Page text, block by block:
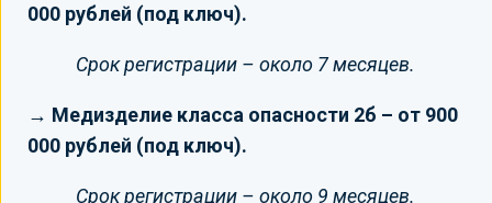
000 рублей (под ключ).
Срок регистрации – около 7 месяцев.
→ Медизделие класса опасности 2б – от 900
000 рублей (под ключ).
Срок регистрации – около 9 месяцев.